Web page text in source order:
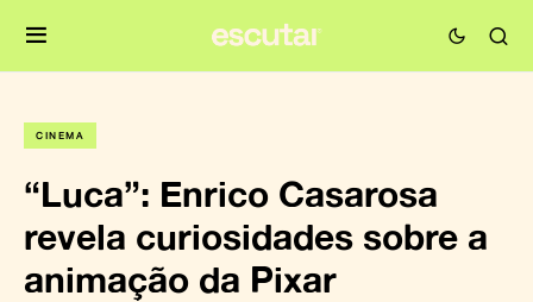
CINEMA
“Luca”: Enrico Casarosa
revela curiosidades sobre a
animação da Pixar